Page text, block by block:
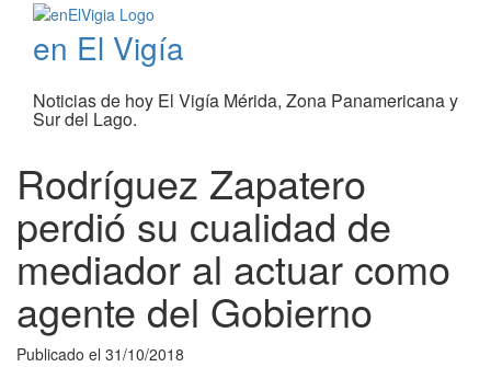
en El Vigía
Noticias de hoy El Vigía Mérida, Zona Panamericana y
Sur del Lago.
Rodríguez Zapatero
perdió su cualidad de
mediador al actuar como
agente del Gobierno
Publicado el 31/10/2018